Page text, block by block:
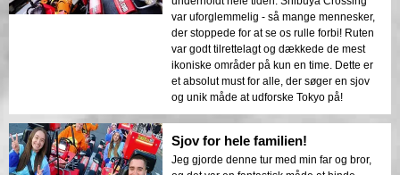
var uforglemmelig - så mange mennesker,
der stoppede for at se os rulle forbi! Ruten
var godt tilrettelagt og dækkede de mest
ikoniske områder på kun en time. Dette er
et absolut must for alle, der søger en sjov
og unik måde at udforske Tokyo på!
Sjov for hele familien!
Jeg gjorde denne tur med min far og bror,